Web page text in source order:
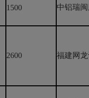
1500 中铝瑞
2600 福建网